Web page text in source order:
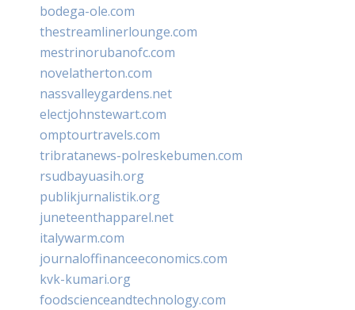
bodega-ole.com
thestreamlinerlounge.com
mestrinorubanofc.com
novelatherton.com
nassvalleygardens.net
electjohnstewart.com
omptourtravels.com
tribratanews-polreskebumen.com
rsudbayuasih.org
publikjurnalistik.org
juneteenthapparel.net
italywarm.com
journaloffinanceeconomics.com
kvk-kumari.org
foodscienceandtechnology.com